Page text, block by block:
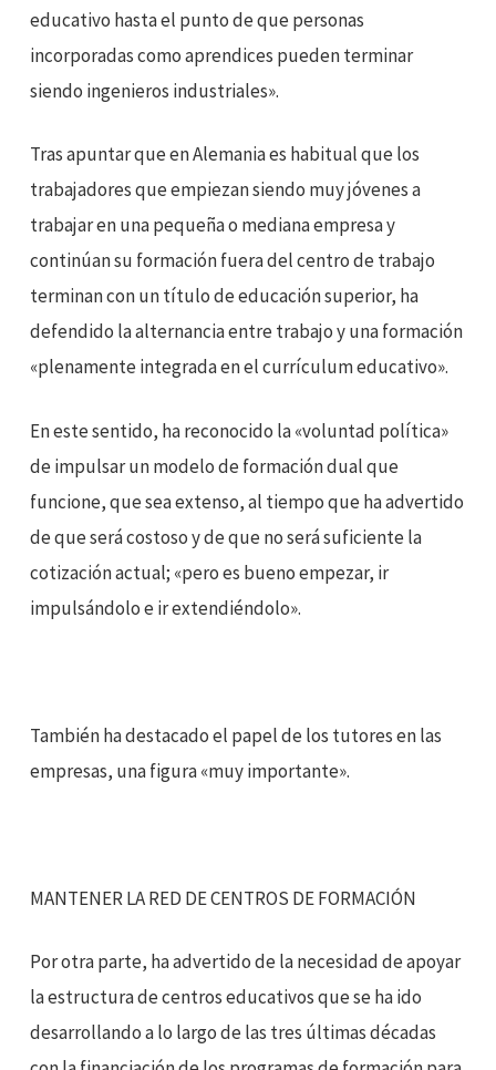
educativo hasta el punto de que personas
incorporadas como aprendices pueden terminar
siendo ingenieros industriales».
Tras apuntar que en Alemania es habitual que los
trabajadores que empiezan siendo muy jóvenes a
trabajar en una pequeña o mediana empresa y
continúan su formación fuera del centro de trabajo
terminan con un título de educación superior, ha
defendido la alternancia entre trabajo y una formación
«plenamente integrada en el currículum educativo».
En este sentido, ha reconocido la «voluntad política»
de impulsar un modelo de formación dual que
funcione, que sea extenso, al tiempo que ha advertido
de que será costoso y de que no será suficiente la
cotización actual; «pero es bueno empezar, ir
impulsándolo e ir extendiéndolo».
También ha destacado el papel de los tutores en las
empresas, una figura «muy importante».
MANTENER LA RED DE CENTROS DE FORMACIÓN
Por otra parte, ha advertido de la necesidad de apoyar
la estructura de centros educativos que se ha ido
desarrollando a lo largo de las tres últimas décadas